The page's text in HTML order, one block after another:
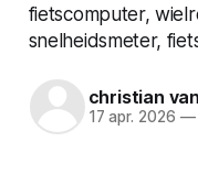
fietscomputer,
snelheidsmeter,
christian
17 apr. 2026 —